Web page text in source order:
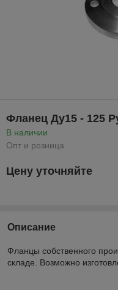
Фланец Ду15 - 125
В наличии
Опт и розница
Цену уточняйте
Описание
Фланцы собственного
складе. Возможно